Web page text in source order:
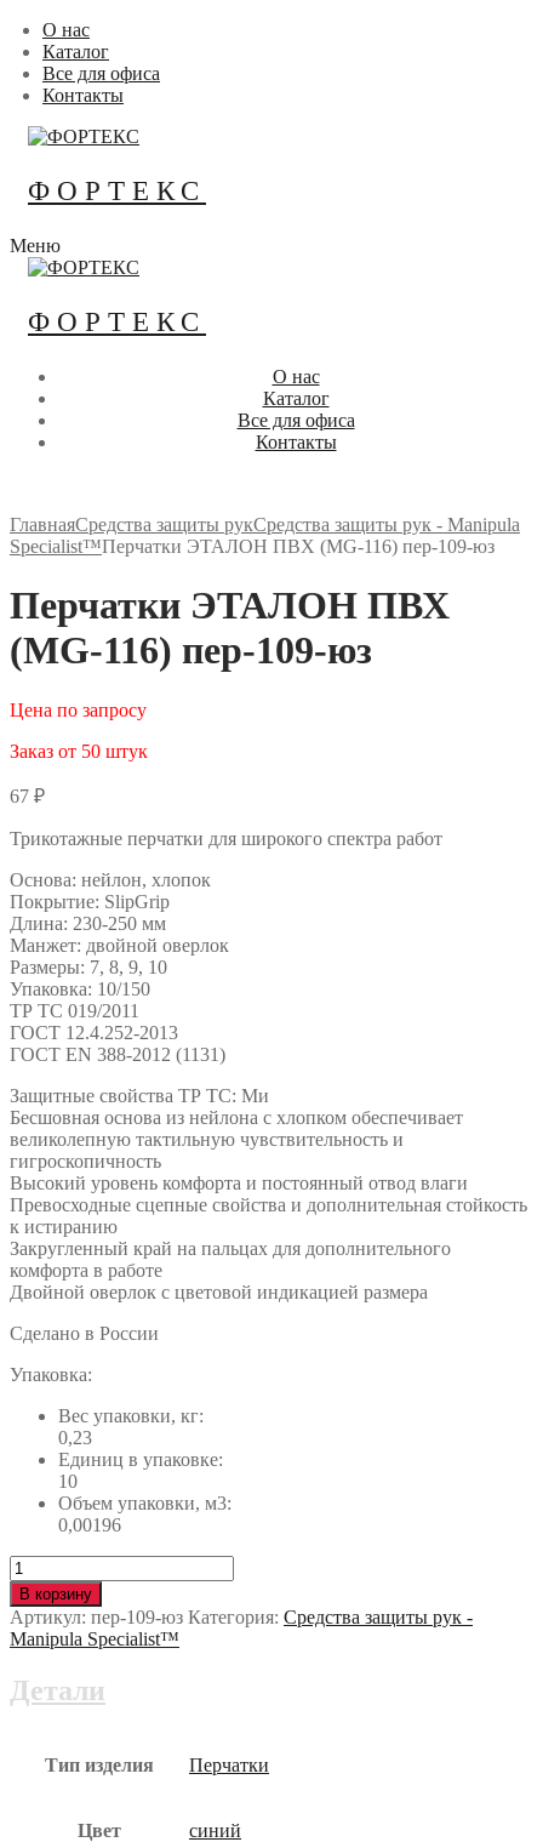
Перейти
содержимому
Меню
Закрыть
О нас
Каталог
Все для офиса
Контакты
ФОРТЕКС
Меню
ФОРТЕКС
О нас
Каталог
Все для офиса
Контакты
ГлавнаяСредства защиты рукСредства защиты рук - Manipula
Specialist™Перчатки ЭТАЛОН ПВХ (MG-116) пер-109-юз
Перчатки ЭТАЛОН ПВХ
(MG-116) пер-109-юз
Цена по запросу
Заказ от 50 штук
67 ₽
Трикотажные перчатки для широкого спектра работ
Основа: нейлон, хлопок
Покрытие: SlipGrip
Длина: 230-250 мм
Манжет: двойной оверлок
Размеры: 7, 8, 9, 10
Упаковка: 10/150
ТР ТС 019/2011
ГОСТ 12.4.252-2013
ГОСТ EN 388-2012 (1131)
Защитные свойства ТР ТС: Ми
Бесшовная основа из нейлона с хлопком обеспечивает
великолепную тактильную чувствительность и
гигроскопичность
Высокий уровень комфорта и постоянный отвод влаги
Превосходные сцепные свойства и дополнительная стойкость
к истиранию
Закругленный край на пальцах для дополнительного
комфорта в работе
Двойной оверлок с цветовой индикацией размера
Сделано в России
Упаковка:
Вес упаковки, кг:
0,23
Единиц в упаковке:
10
Объем упаковки, м3:
0,00196
Количество
Перчатки
ЭТАЛОН
ПВХ
(MG-
пер-109-
В корзину
Артикул: пер-109-юз Категория: Средства защиты рук -
Manipula Specialist™
Детали
Тип изделия Перчатки
Цвет синий